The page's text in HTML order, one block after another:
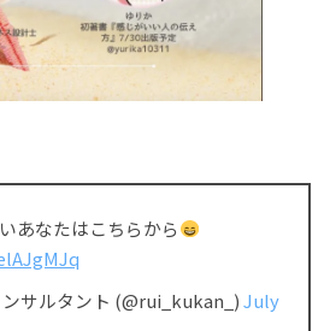
あなたはこちらから
サルタント (@rui_kukan_)July